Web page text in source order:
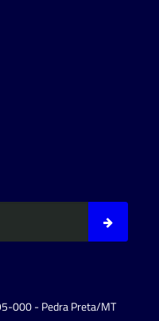
000 - Pedra Preta/MT